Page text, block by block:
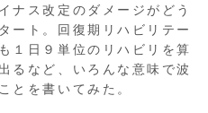
ナス改定のダメージがどう
ート。回復期リハビリテー
１日９単位のリハビリを算
るなど、いろんな意味で波
とを書いてみた。